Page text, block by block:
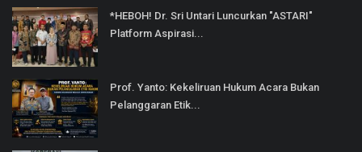
*HEBOH! Dr. Sri Untari Luncurkan "ASTARI"
Platform Aspirasi...
Prof. Yanto: Kekeliruan Hukum Acara Bukan
Pelanggaran Etik...